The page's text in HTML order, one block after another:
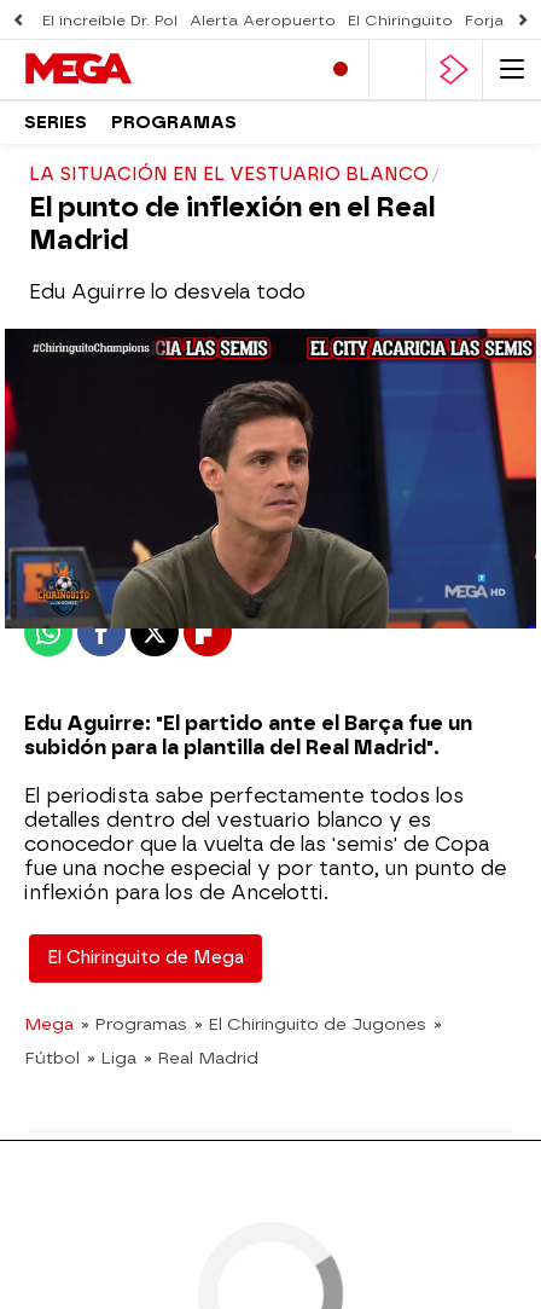
El increíble Dr. Pol Alerta Aeropuerto El Chiringuito Forjado
SERIES PROGRAMAS
LA SITUACIÓN EN EL VESTUARIO BLANCO
El punto de inflexión en el Real
Madrid
Edu Aguirre lo desvela todo
El Chiringuito
Publicado:12 de abril de 2023, 01:30
WhatsappFacebook
X Flipboard
Edu Aguirre: "El partido ante el Barça fue un
subidón para la plantilla del Real Madrid".
El periodista sabe perfectamente todos los
detalles dentro del vestuario blanco y es
conocedor que la vuelta de las 'semis' de Copa
fue una noche especial y por tanto, un punto de
inflexión para los de Ancelotti.
El Chiringuito de Mega
Mega » Programas » El Chiringuito de Jugones »
Fútbol » Liga » Real Madrid